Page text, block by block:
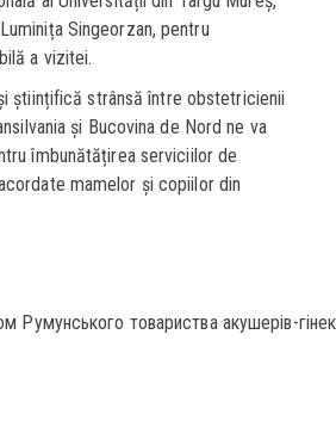
Singeorzan, pentru
a vizitei.
științifică strânsă între obstetricienii
și Bucovina de Nord ne va
îmbunătățirea serviciilor de
mamelor și copiilor din
Румунського товариства акушерів-